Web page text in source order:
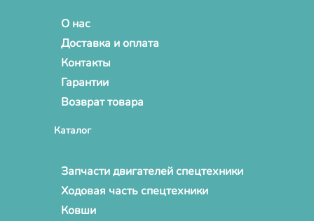
О нас
Доставка и оплата
Контакты
Гарантии
Возврат товара
Каталог
Запчасти двигателей спецтехники
Ходовая часть спецтехники
Ковши